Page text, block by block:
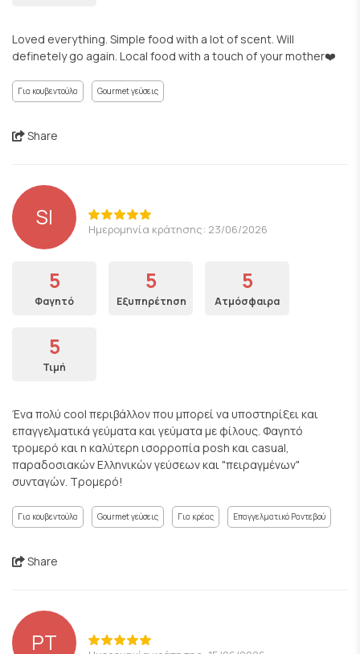
Loved everything. Simple food with a lot of scent. Will
definetely go again. Local food with a touch of your mother❤️
Για κουβεντούλα Gourmet γεύσεις
Share
SI Ημερομηνία κράτησης: 23/06/2026
5
Φαγητό
5
Εξυπηρέτηση
5
Ατμόσφαιρα
5
Τιμή
Ένα πολύ cool περιβάλλον που μπορεί να υποστηρίξει και
επαγγελματικά γεύματα και γεύματα με φίλους. Φαγητό
τρομερό και η καλύτερη ισορροπία posh και casual,
παραδοσιακών Ελληνικών γεύσεων και "πειραγμένων"
συνταγών. Τρομερό!
Για κουβεντούλα Gourmet γεύσεις Για κρέας Επαγγελματικό Ραντεβού
Share
PT